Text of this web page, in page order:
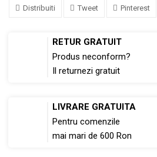
Distribuiti Tweet Pinterest
RETUR GRATUIT
Produs neconform?
Il returnezi gratuit
LIVRARE GRATUITA
Pentru comenzile
mai mari de 600 Ron